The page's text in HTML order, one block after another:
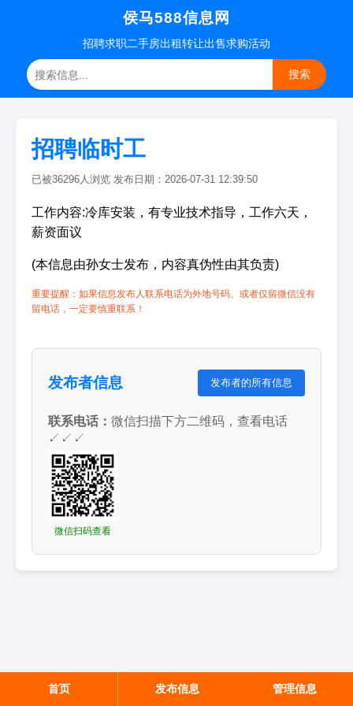
侯马588信息网
招聘求职二手房出租转让出售求购活动
搜索
招聘临时工
已被36296人浏览 发布日期：2026-07-31 12:39:50
工作内容:冷库安装，有专业技术指导，工作六天，
薪资面议
(本信息由孙女士发布，内容真伪性由其负责)
重要提醒：如果信息发布人联系电话为外地号码、或者仅留微信没有
留电话，一定要慎重联系！
发布者信息 发布者的所有信息
联系电话： 微信扫描下方二维码，查看电话
↙↙↙
微信扫码查看
首页 发布信息 管理信息